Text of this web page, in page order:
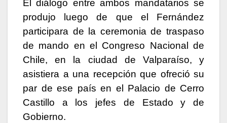
El diálogo entre ambos mandatarios se
produjo luego de que el Fernández
participara de la ceremonia de traspaso
de mando en el Congreso Nacional de
Chile, en la ciudad de Valparaíso, y
asistiera a una recepción que ofreció su
par de ese país en el Palacio de Cerro
Castillo a los jefes de Estado y de
Gobierno.